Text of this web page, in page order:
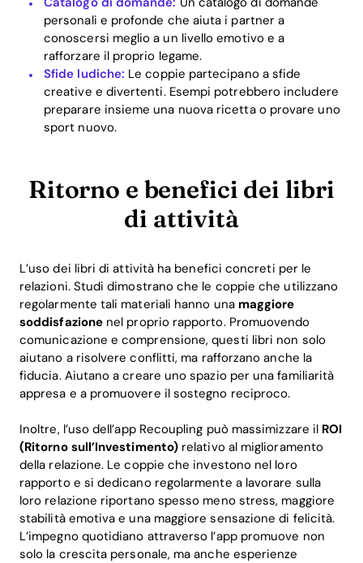
Home
Download
personali e profonde che aiuta i partner a
conoscersi meglio a un livello emotivo e a
rafforzare il proprio legame.
Sfide ludiche: Le coppie partecipano a sfide
creative e divertenti. Esempi potrebbero includere
preparare insieme una nuova ricetta o provare uno
sport nuovo.
Ritorno e benefici dei libri
di attività
L’uso dei libri di attività ha benefici concreti per le
relazioni. Studi dimostrano che le coppie che utilizzano
regolarmente tali materiali hanno unamaggiore
soddisfazionenel proprio rapporto. Promuovendo
comunicazione e comprensione, questi libri non solo
aiutano a risolvere conflitti, ma rafforzano anche la
fiducia. Aiutano a creare uno spazio per una familiarità
appresa e a promuovere il sostegno reciproco.
Inoltre, l’uso dell’app Recoupling può massimizzare il ROI
(Ritorno sull’Investimento) relativo al miglioramento
della relazione. Le coppie che investono nel loro
rapporto e si dedicano regolarmente a lavorare sulla
loro relazione riportano spesso meno stress, maggiore
stabilità emotiva e una maggiore sensazione di felicità.
L’impegno quotidiano attraverso l’app promuove non
solo la crescita personale, ma anche esperienze